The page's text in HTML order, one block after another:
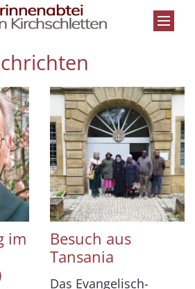
im
Besuch aus
Tansania
Das Evangelisch-